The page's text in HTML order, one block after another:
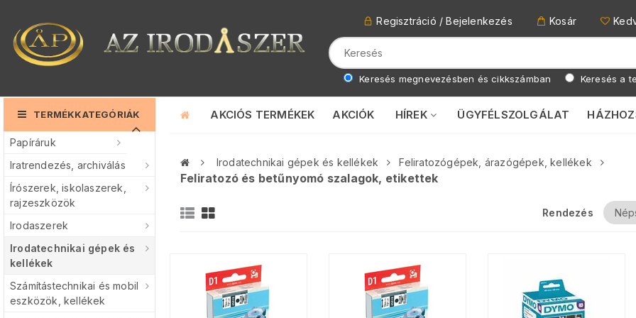
Regisztráció / Bejelenkezés Kosár
Keresés megnevezésben és cikkszámban Keresés a
AKCIÓS TERMÉKEK AKCIÓK HÍREK ÜGYFÉLSZOLGÁLAT
TERMÉKKATEGÓRIÁK
Papíráruk
Iratrendezés, archiválás
Írószerek, iskolaszerek,
rajzeszközök
Irodaszerek
Irodatechnikai gépek és
kellékek
Számítástechnikai és mobil
eszközök, kellékek
Irodatechnikai gépek és kellékek Feliratozógépek, árazógépek, kellékek
Feliratozó és betűnyomó szalagok, etikettek
Rendezés